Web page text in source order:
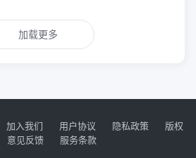
加载更多
加入我们 用户协议 隐私政策
版权
意见反馈
服务条款